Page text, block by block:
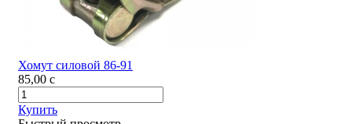
Хомут силовой 86-91
85,00 c
Купить